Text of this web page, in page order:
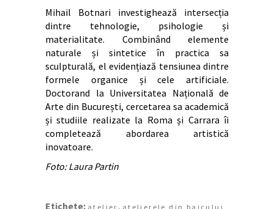
Mihail Botnari investighează intersecția
dintre tehnologie, psihologie și
materialitate. Combinând elemente
naturale și sintetice în practica sa
sculpturală, el evidențiază tensiunea dintre
formele organice și cele artificiale.
Doctorand la Universitatea Națională de
Arte din București, cercetarea sa academică
și studiile realizate la Roma și Carrara îi
completează abordarea artistică
inovatoare.
Foto: Laura Partin
Etichete: atelier , atelierele din baicului